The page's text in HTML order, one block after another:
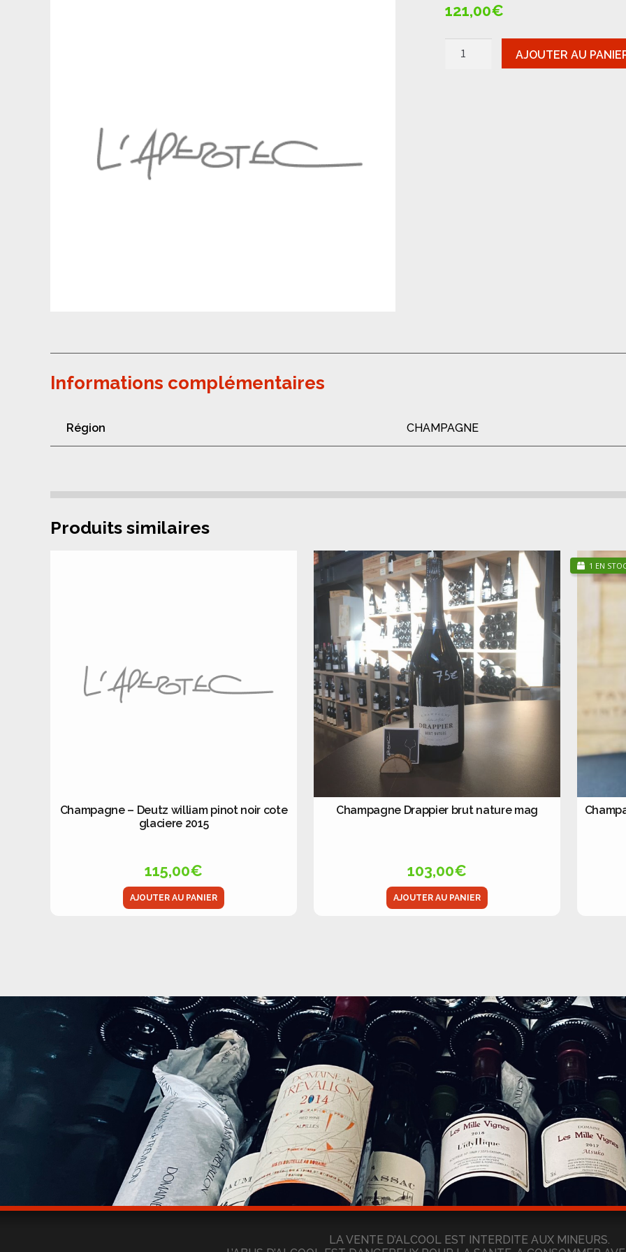
121,00€
Champagne-
AJOUTER AU
Informations complémentaires
Région CHAMPAGNE
Produits similaires
Champagne – Deutz william pinot noir cote
glaciere 2015
115,00€
AJOUTER AU PANIER
Champagne Drappier brut nature mag
103,00€
AJOUTER AU PANIER
1 EN
LA VENTE D’ALCOOL EST INTERDITE AUX MINEURS.